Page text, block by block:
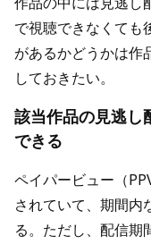
で視聴できなくても
があるかどうかは作
しておきたい。
該当作品の見逃し
できる
ペイパービュー（
されていて、期間内
る。ただし、配信期